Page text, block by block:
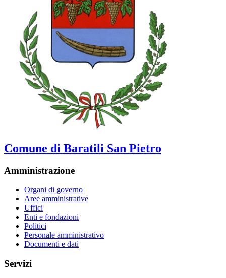
Comune di Baratili San Pietro
Amministrazione
Organi di governo
Aree amministrative
Uffici
Enti e fondazioni
Politici
Personale amministrativo
Documenti e dati
Servizi